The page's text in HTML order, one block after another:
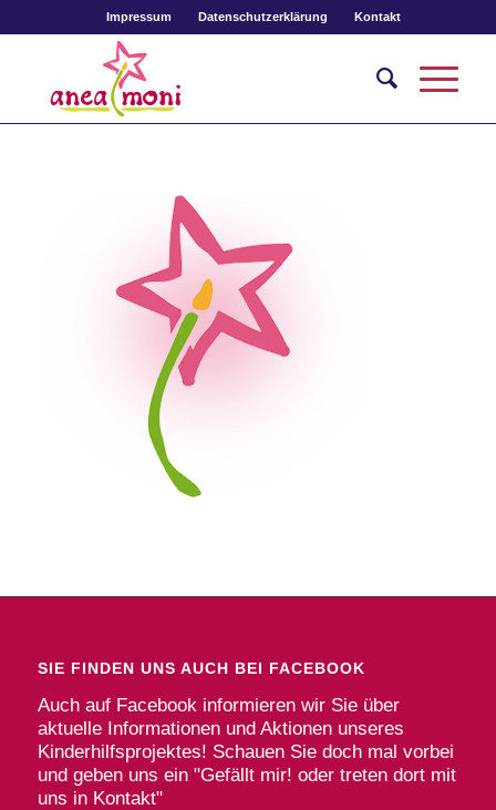
Impressum Datenschutzerklärung Kontakt
SIE FINDEN UNS AUCH BEI FACEBOOK
Auch auf Facebook informieren wir Sie über
aktuelle Informationen und Aktionen unseres
Kinderhilfsprojektes! Schauen Sie doch mal vorbei
und geben uns ein "Gefällt mir! oder treten dort mit
uns in Kontakt"